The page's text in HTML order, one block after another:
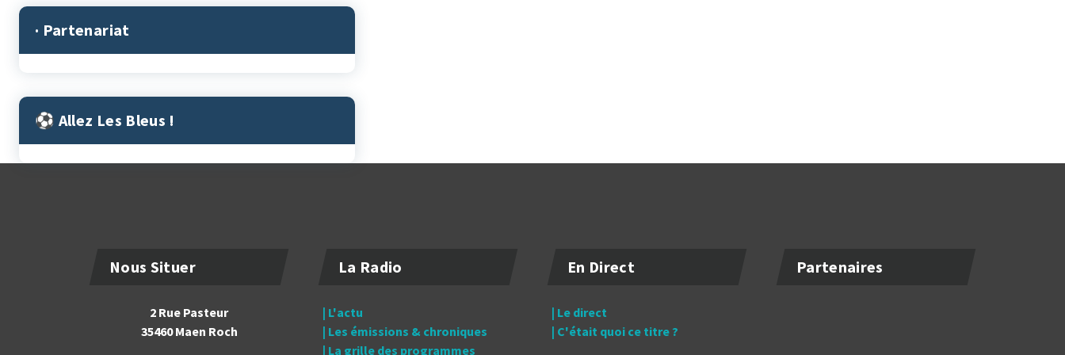
· Partenariat
⚽︎ Allez Les Bleus !
Nous Situer
2 Rue Pasteur
35460 Maen Roch
La Radio
| L'actu
| Les émissions & chroniques
| La grille des programmes
En Direct
| Le direct
| C'était quoi ce titre ?
Partenaires